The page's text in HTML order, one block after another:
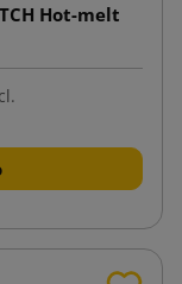
Hot-melt